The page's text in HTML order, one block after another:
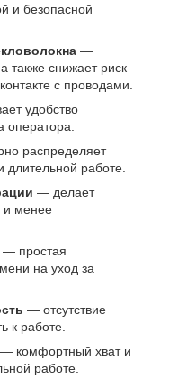
и безопасной
—
также снижает риск
с проводами.
удобство
оператора.
распределяет
длительной работе.
— делает
и менее
— простая
на уход за
— отсутствие
к работе.
— комфортный хват и
работе.